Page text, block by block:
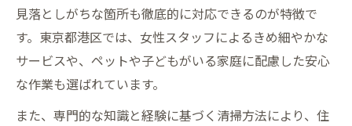
見落としがちな箇所も徹底的に対応できるのが特徴で
す。東京都港区では、女性スタッフによるきめ細やかな
サービスや、ペットや子どもがいる家庭に配慮した安心
な作業も選ばれています。
また、専門的な知識と経験に基づく清掃方法により、住